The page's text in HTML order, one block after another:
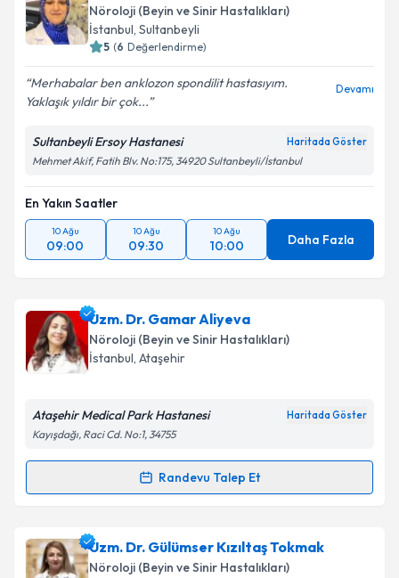
Nöroloji (Beyin ve Sinir Hastalıkları)
İstanbul, Sultanbeyli
5 (6 Değerlendirme)
Merhabalar ben anklozon spondilit hastasıyım.
Yaklaşık yıldır bir çok...
Devamı
Sultanbeyli Ersoy Hastanesi Haritada Göster
Mehmet Akif, Fatih Blv. No:175, 34920 Sultanbeyli/İstanbul
En Yakın Saatler
10 Ağu
09:00
10 Ağu
09:30
10 Ağu
10:00 Daha Fazla
Uzm. Dr. Gamar Aliyeva
Nöroloji (Beyin ve Sinir Hastalıkları)
İstanbul, Ataşehir
Ataşehir Medical Park Hastanesi Haritada Göster
Kayışdağı, Raci Cd. No:1, 34755
Randevu Talep Et
Randevu Takvimi Talebi
Uzm. Dr. Gamar Aliyevaiçin randevu takvimi talebi
oluşturun. Size bu uzmandan randevu almanız için bir
Uzm. Dr. Gülümser Kızıltaş Tokmak
Nöroloji (Beyin ve Sinir Hastalıkları)